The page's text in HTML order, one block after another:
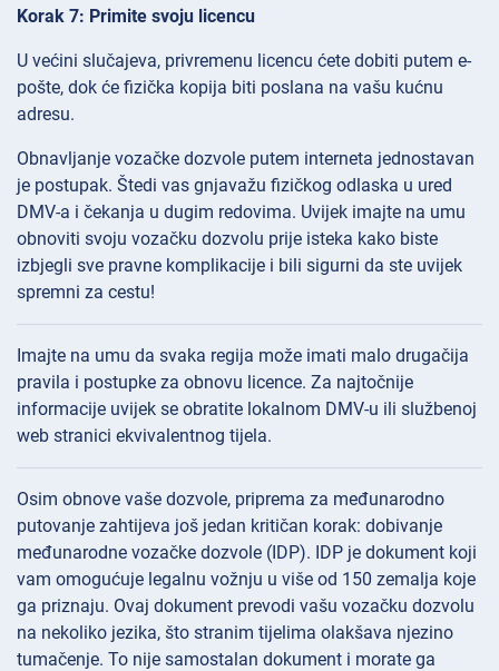
Korak 7: Primite svoju licencu
U većini slučajeva, privremenu licencu ćete dobiti putem e-
pošte, dok će fizička kopija biti poslana na vašu kućnu
adresu.
Obnavljanje vozačke dozvole putem interneta jednostavan
je postupak. Štedi vas gnjavažu fizičkog odlaska u ured
DMV-a i čekanja u dugim redovima. Uvijek imajte na umu
obnoviti svoju vozačku dozvolu prije isteka kako biste
izbjegli sve pravne komplikacije i bili sigurni da ste uvijek
spremni za cestu!
Imajte na umu da svaka regija može imati malo drugačija
pravila i postupke za obnovu licence. Za najtočnije
informacije uvijek se obratite lokalnom DMV-u ili službenoj
web stranici ekvivalentnog tijela.
Osim obnove vaše dozvole, priprema za međunarodno
putovanje zahtijeva još jedan kritičan korak: dobivanje
međunarodne vozačke dozvole (IDP). IDP je dokument koji
vam omogućuje legalnu vožnju u više od 150 zemalja koje
ga priznaju. Ovaj dokument prevodi vašu vozačku dozvolu
na nekoliko jezika, što stranim tijelima olakšava njezino
tumačenje. To nije samostalan dokument i morate ga